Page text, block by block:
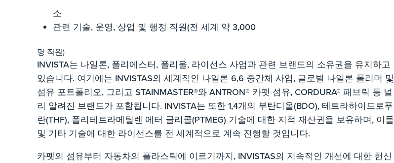
소
관련 기술, 운영, 상업 및 행정 직원(전 세계 약 3,000
명 직원)
INVISTA는 나일론, 폴리에스터, 폴리올, 라이선스 사업과 관련 브랜드의 소유권을 유지하고
있습니다. 여기에는 INVISTAS의 세계적인 나일론 6,6 중간체 사업, 글로벌 나일론 폴리머 및
섬유 포트폴리오, 그리고 STAINMASTER®와 ANTRON® 카펫 섬유, CORDURA® 패브릭 등 널
리 알려진 브랜드가 포함됩니다. INVISTA는 또한 1,4개의 부탄디올(BDO), 테트라하이드로푸
란(THF), 폴리테트라메틸렌 에터 글리콜(PTMEG) 기술에 대한 지적 재산권을 보유하며, 이들
및 기타 기술에 대한 라이선스를 전 세계적으로 계속 진행할 것입니다.
카펫의 섬유부터 자동차의 플라스틱에 이르기까지, INVISTAS의 지속적인 개선에 대한 헌신